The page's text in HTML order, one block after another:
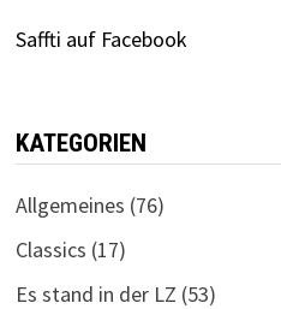
Saffti auf Facebook
KATEGORIEN
Allgemeines (76)
Classics (17)
Es stand in der LZ (53)